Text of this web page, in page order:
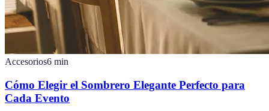
Accesorios6 min
Cómo Elegir el Sombrero Elegante Perfecto para
Cada Evento